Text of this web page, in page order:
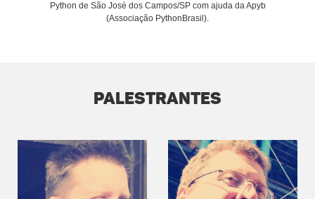
Python de São José dos Campos/SP com ajuda da Apyb
(Associação PythonBrasil).
Palestrantes